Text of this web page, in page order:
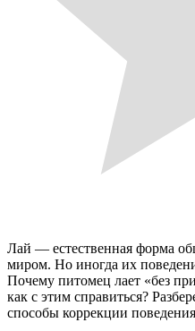
Лай — естественная форма
миром. Но иногда их
Почему питомец лает «без
как с этим справиться?
способы коррекции